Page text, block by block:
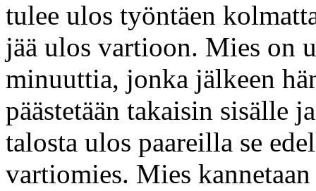
tulee ulos työntäen
jää ulos vartioon. Mies on
minuuttia, jonka jälkeen
päästetään takaisin sisälle
talosta ulos paareilla se
vartiomies. Mies